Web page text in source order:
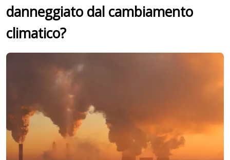
danneggiato dal cambiamento
climatico?